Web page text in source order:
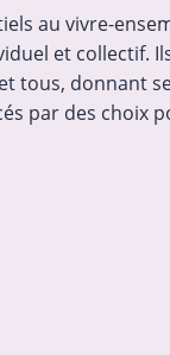
au vivre-
et collectif.
tous, donnant
par des choix
une
16 juin